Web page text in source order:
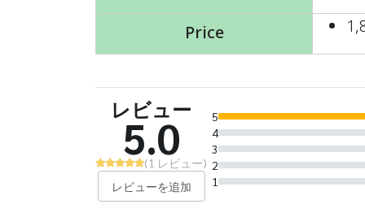
Price
レビュー
5.0
(1 レビュー)
レビューを追加
1
2
3
4
5